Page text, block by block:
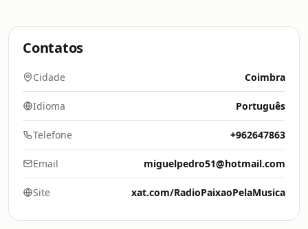
Contatos
Cidade Coimbra
Idioma Português
Telefone +962647863
Email miguelpedro51@hotmail.com
Site xat.com/RadioPaixaoPelaMusica